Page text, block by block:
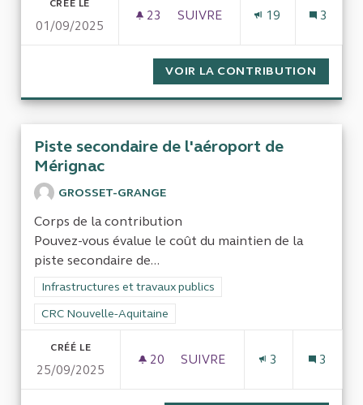
CRÉÉ LE
01/09/2025
23 23 ABONNÉS
SUIVRE
19 3
VOIR LA CONTRIBUTION
Piste secondaire de l'aéroport de
Mérignac
GROSSET-GRANGE
Corps de la contribution
Pouvez-vous évalue le coût du maintien de la
piste secondaire de...
Filtrer les résultats de la catégorie : Infrastructures et
Infrastructures et travaux publics
Filtrer les résultats pour le secteur : CRC Nouvelle-Aquitaine
CRC Nouvelle-Aquitaine
CRÉÉ LE
25/09/2025
20 20 ABONNÉS
SUIVRE
3 3